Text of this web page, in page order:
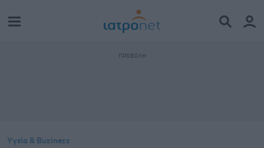
Υγεία & Business